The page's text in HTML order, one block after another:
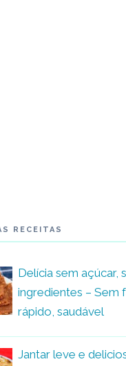
RECEITAS
Delícia sem açúcar,
ingredientes – Sem
rápido, saudável
Jantar leve e